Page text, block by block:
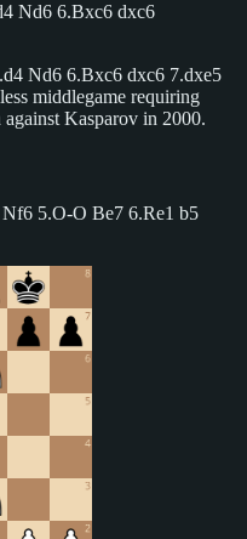
Nd6 6.Bxc6 dxc6
Nd6 6.Bxc6 dxc6 7.dxe5
middlegame requiring
Kasparov in 2000.
5.O-O Be7 6.Re1 b5